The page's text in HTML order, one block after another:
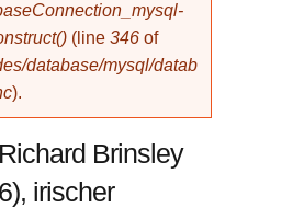
(line 346 of
database/mysql/datab
).
Brinsley
irischer